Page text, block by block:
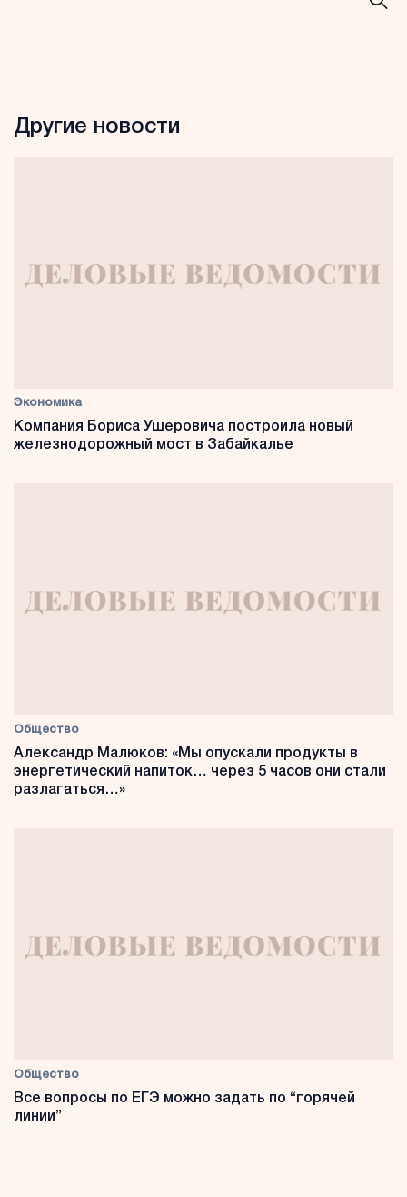
Другие новости
Экономика
Компания Бориса Ушеровича построила новый
железнодорожный мост в Забайкалье
Общество
Александр Малюков: «Мы опускали продукты в
энергетический напиток… через 5 часов они стали
разлагаться…»
Общество
Все вопросы по ЕГЭ можно задать по “горячей
линии”